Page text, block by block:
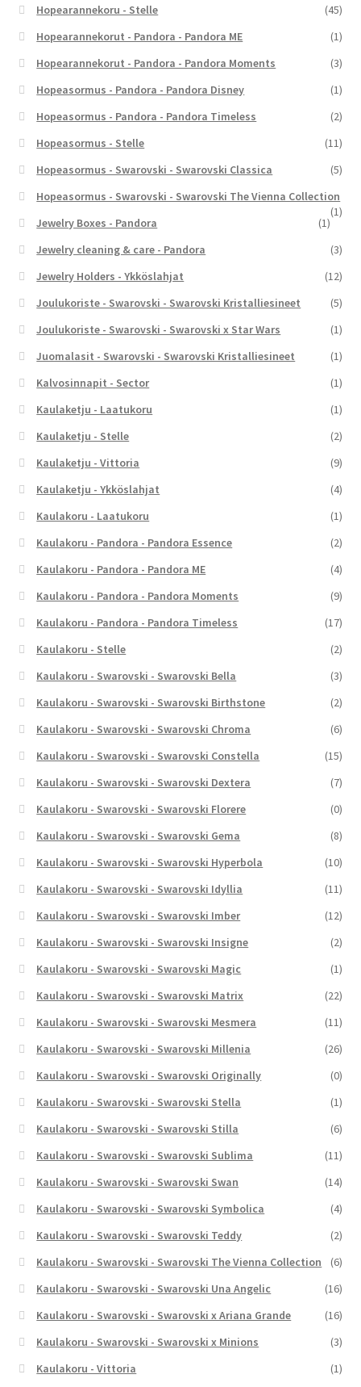
Hopearannekoru - Stelle
(45)
Hopearannekorut - Pandora - Pandora ME
(1)
Hopearannekorut - Pandora - Pandora Moments
(3)
Hopeasormus - Pandora - Pandora Disney
(1)
Hopeasormus - Pandora - Pandora Timeless
(2)
Hopeasormus - Stelle
(11)
Hopeasormus - Swarovski - Swarovski Classica
(5)
Hopeasormus - Swarovski - Swarovski The Vienna Collection
(1)
Jewelry Boxes - Pandora
(1)
Jewelry cleaning & care - Pandora
(3)
Jewelry Holders - Ykköslahjat
(12)
Joulukoriste - Swarovski - Swarovski Kristalliesineet
(5)
Joulukoriste - Swarovski - Swarovski x Star Wars
(1)
Juomalasit - Swarovski - Swarovski Kristalliesineet
(1)
Kalvosinnapit - Sector
(1)
Kaulaketju - Laatukoru
(1)
Kaulaketju - Stelle
(2)
Kaulaketju - Vittoria
(9)
Kaulaketju - Ykköslahjat
(4)
Kaulakoru - Laatukoru
(1)
Kaulakoru - Pandora - Pandora Essence
(2)
Kaulakoru - Pandora - Pandora ME
(4)
Kaulakoru - Pandora - Pandora Moments
(9)
Kaulakoru - Pandora - Pandora Timeless
(17)
Kaulakoru - Stelle
(2)
Kaulakoru - Swarovski - Swarovski Bella
(3)
Kaulakoru - Swarovski - Swarovski Birthstone
(2)
Kaulakoru - Swarovski - Swarovski Chroma
(6)
Kaulakoru - Swarovski - Swarovski Constella
(15)
Kaulakoru - Swarovski - Swarovski Dextera
(7)
Kaulakoru - Swarovski - Swarovski Florere
(0)
Kaulakoru - Swarovski - Swarovski Gema
(8)
Kaulakoru - Swarovski - Swarovski Hyperbola
(10)
Kaulakoru - Swarovski - Swarovski Idyllia
(11)
Kaulakoru - Swarovski - Swarovski Imber
(12)
Kaulakoru - Swarovski - Swarovski Insigne
(2)
Kaulakoru - Swarovski - Swarovski Magic
(1)
Kaulakoru - Swarovski - Swarovski Matrix
(22)
Kaulakoru - Swarovski - Swarovski Mesmera
(11)
Kaulakoru - Swarovski - Swarovski Millenia
(26)
Kaulakoru - Swarovski - Swarovski Originally
(0)
Kaulakoru - Swarovski - Swarovski Stella
(1)
Kaulakoru - Swarovski - Swarovski Stilla
(6)
Kaulakoru - Swarovski - Swarovski Sublima
(11)
Kaulakoru - Swarovski - Swarovski Swan
(14)
Kaulakoru - Swarovski - Swarovski Symbolica
(4)
Kaulakoru - Swarovski - Swarovski Teddy
(2)
Kaulakoru - Swarovski - Swarovski The Vienna Collection
(6)
Kaulakoru - Swarovski - Swarovski Una Angelic
(16)
Kaulakoru - Swarovski - Swarovski x Ariana Grande
(16)
Kaulakoru - Swarovski - Swarovski x Minions
(3)
Kaulakoru - Vittoria
(1)